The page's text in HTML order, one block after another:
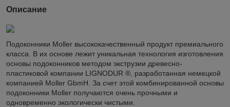
Описание
Подоконники Moller высококачественный продукт премиального
класса. В их основе лежит уникальная технология изготовления
основы подоконников методом экструзии древесно-
пластиковой компании LIGNODUR ®, разработанная немецкой
компанией Moller GbmH. За счет этой комбинированной основы
подоконники Moller получаются очень прочными и
одновременно экологически чистыми.